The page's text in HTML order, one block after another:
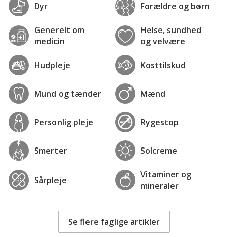
Dyr Forældre og børn
Generelt om
medicin
Helse, sundhed
og velvære
Hudpleje Kosttilskud
Mund og tænder Mænd
Personlig pleje Rygestop
Smerter Solcreme
Sårpleje
Vitaminer og
mineraler
Se flere faglige artikler